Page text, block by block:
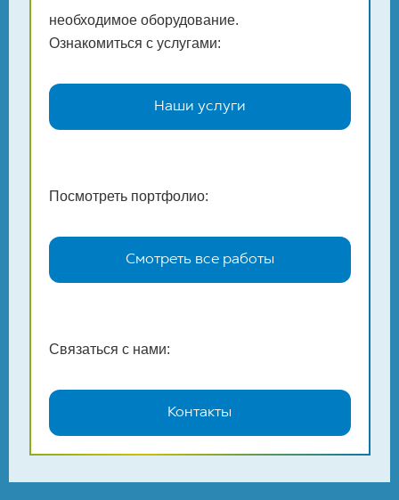
необходимое оборудование.
Ознакомиться с услугами:
Наши услуги
Посмотреть портфолио:
Смотреть все работы
Связаться с нами:
Контакты